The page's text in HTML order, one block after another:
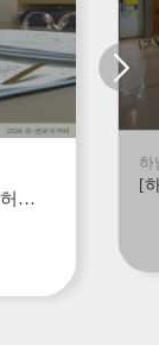
TCI 검사 무료 테스트부터 허그맘 허그인 심리상담 하남센터에서 부부상담까지 후기
하